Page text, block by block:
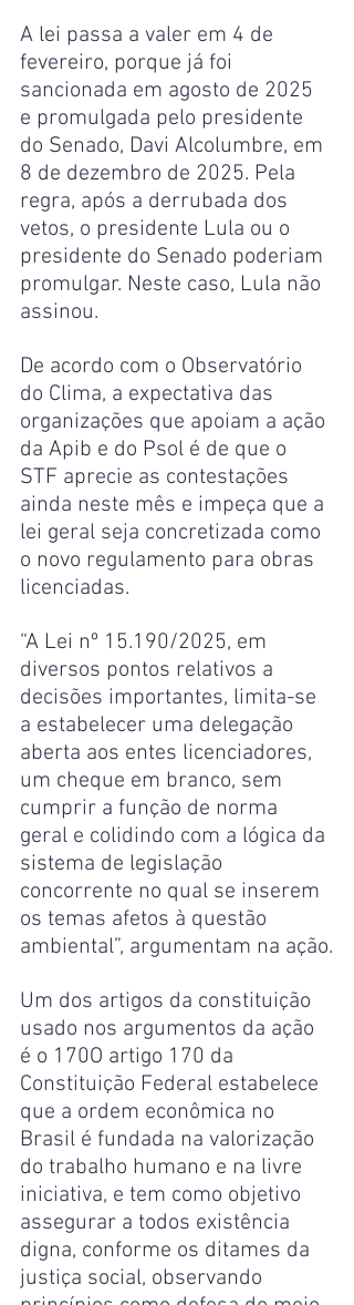
A lei passa a valer em 4 de
fevereiro, porque já foi
sancionada em agosto de 2025
e promulgada pelo presidente
do Senado, Davi Alcolumbre, em
8 de dezembro de 2025. Pela
regra, após a derrubada dos
vetos, o presidente Lula ou o
presidente do Senado poderiam
promulgar. Neste caso, Lula não
assinou.
De acordo com o Observatório
do Clima, a expectativa das
organizações que apoiam a ação
da Apib e do Psol é de que o
STF aprecie as contestações
ainda neste mês e impeça que a
lei geral seja concretizada como
o novo regulamento para obras
licenciadas.
“A Lei nº 15.190/2025, em
diversos pontos relativos a
decisões importantes, limita-se
a estabelecer uma delegação
aberta aos entes licenciadores,
um cheque em branco, sem
cumprir a função de norma
geral e colidindo com a lógica da
sistema de legislação
concorrente no qual se inserem
os temas afetos à questão
ambiental”, argumentam na ação.
Um dos artigos da constituição
usado nos argumentos da ação
é o 170O artigo 170 da
Constituição Federal estabelece
que a ordem econômica no
Brasil é fundada na valorização
do trabalho humano e na livre
iniciativa, e tem como objetivo
assegurar a todos existência
digna, conforme os ditames da
justiça social, observando